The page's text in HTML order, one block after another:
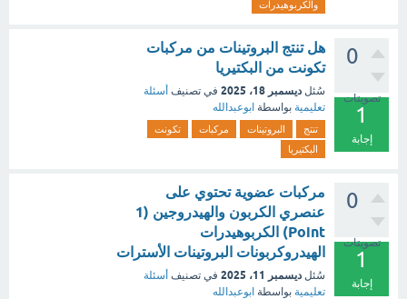
والكربوهيدرات
0
تصويتات
1
إجابة
هل تنتج البروتينات من مركبات
تكونت من البكتيريا
سُئل ديسمبر 18، 2025 في تصنيف أسئلة
تعليمية بواسطة ابوعبدالله
تنتج البروتينات مركبات
تكونت
البكتيريا
0
تصويتات
1
إجابة
مركبات عضوية تحتوي على
عنصري الكربون والهيدروجين (1
Point) الكربوهيدرات
الهيدروكربونات البروتينات الأسترات
سُئل ديسمبر 11، 2025 في تصنيف أسئلة
تعليمية بواسطة ابوعبدالله